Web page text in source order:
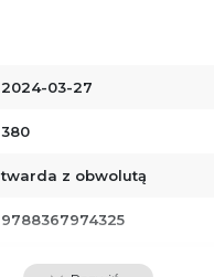
2024-03-27
380
twarda z obwolutą
9788367974325
K800647